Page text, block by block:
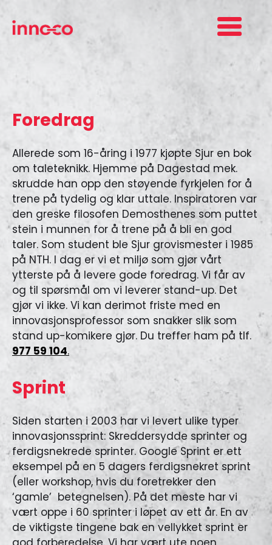
Foredrag
Allerede som 16-åring i 1977 kjøpte Sjur en bok
om taleteknikk. Hjemme på Dagestad mek.
skrudde han opp den støyende fyrkjelen for å
trene på tydelig og klar uttale. Inspiratoren var
den greske filosofen Demosthenes som puttet
stein i munnen for å trene på å bli en god
taler. Som student ble Sjur grovismester i 1985
på NTH. I dag er vi et miljø som gjør vårt
ytterste på å levere gode foredrag. Vi får av
og til spørsmål om vi leverer stand-up. Det
gjør vi ikke. Vi kan derimot friste med en
innovasjonsprofessor som snakker slik som
stand up-komikere gjør. Du treffer ham på tlf.
977 59 104.
Sprint
Siden starten i 2003 har vi levert ulike typer
innovasjonssprint: Skreddersydde sprinter og
ferdigsnekrede sprinter. Google Sprint er ett
eksempel på en 5 dagers ferdigsnekret sprint
(eller workshop, hvis du foretrekker den
‘gamle’ betegnelsen). På det meste har vi
vært oppe i 60 sprinter i løpet av ett år. En av
de viktigste tingene bak en vellykket sprint er